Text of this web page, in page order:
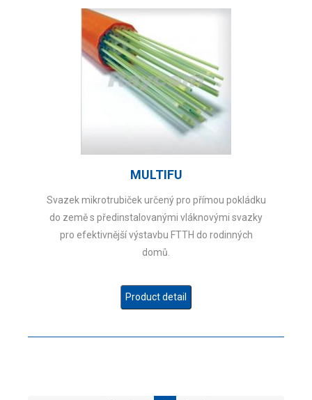
MULTIFU
Svazek mikrotrubiček určený pro přímou pokládku
do země s předinstalovanými vláknovými svazky
pro efektivnější výstavbu FTTH do rodinných
domů.
Product detail